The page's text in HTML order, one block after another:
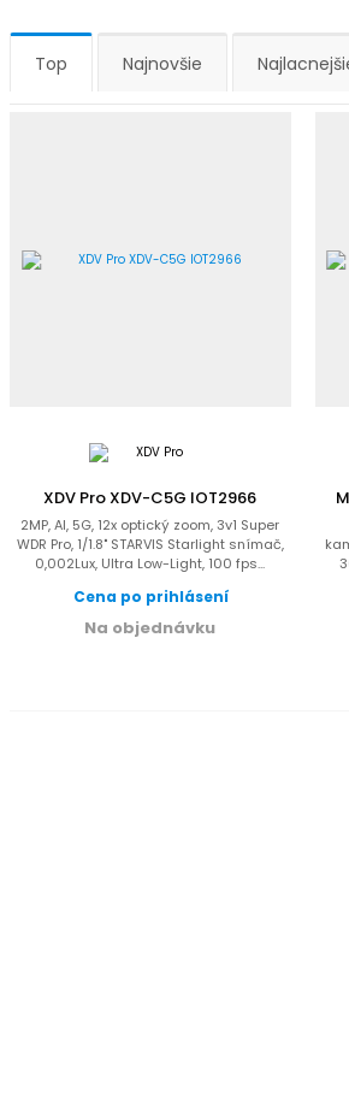
Top Najnovšie
XDV Pro XDV-C5G IOT2966
2MP, AI, 5G, 12x optický zoom, 3v1 Super
WDR Pro, 1/1.8" STARVIS Starlight snímač,
0,002Lux, Ultra Low-Light, 100 fps...
Cena po prihlásení
Na objednávku